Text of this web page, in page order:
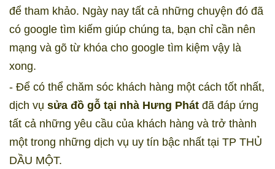
để tham khảo. Ngày nay tất cả những chuyện đó đã
có google tìm kiếm giúp chúng ta, bạn chỉ cần nên
mạng và gõ từ khóa cho google tìm kiệm vậy là
xong.
- Để có thể chăm sóc khách hàng một cách tốt nhất,
dịch vụ sửa đồ gỗ tại nhà Hưng Phát đã đáp ứng
tất cả những yêu cầu của khách hàng và trở thành
một trong những dịch vụ uy tín bậc nhất tại TP THỦ
DẦU MỘT.